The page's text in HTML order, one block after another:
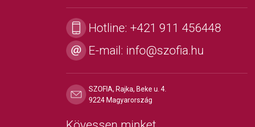
Hotline: +421 911 456448
E-mail: info@szofia.hu
SZOFIA, Rajka, Beke u. 4.
9224 Magyarország